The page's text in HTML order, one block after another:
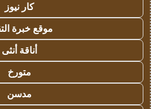
كار نيوز
موقع خبرة
أناقة أنثى
متورخ
مدسن